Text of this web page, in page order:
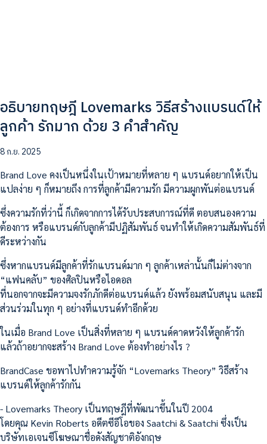
อธิบายทฤษฎี Lovemarks วิธีสร้างแบรนด์ให้
ลูกค้า รักมาก ด้วย 3 คำสำคัญ
8 ก.ย. 2025
Brand Love คงเป็นหนึ่งในเป้าหมายที่หลาย ๆ แบรนด์อยากให้เป็น
แปลง่าย ๆ ก็หมายถึง การที่ลูกค้ามีความรัก มีความผูกพันต่อแบรนด์
ซึ่งความรักที่ว่านี้ ก็เกิดจากการได้รับประสบการณ์ที่ดี ตอบสนองความ
ต้องการ หรือแบรนด์กับลูกค้ามีปฏิสัมพันธ์ จนทำให้เกิดความสัมพันธ์ที่
ดีระหว่างกัน
ซึ่งหากแบรนด์มีลูกค้าที่รักแบรนด์มาก ๆ ลูกค้าเหล่านั้นก็ไม่ต่างจาก
“แฟนคลับ” ของศิลปินหรือไอดอล
ที่นอกจากจะมีความจงรักภักดีต่อแบรนด์แล้ว ยังพร้อมสนับสนุน และมี
ส่วนร่วมในทุก ๆ อย่างที่แบรนด์ทำอีกด้วย
ในเมื่อ Brand Love เป็นสิ่งที่หลาย ๆ แบรนด์คาดหวังให้ลูกค้ารัก
แล้วถ้าอยากจะสร้าง Brand Love ต้องทำอย่างไร ?
BrandCase ขอพาไปทำความรู้จัก “Lovemarks Theory” วิธีสร้าง
แบรนด์ให้ลูกค้ารักกัน
- Lovemarks Theory เป็นทฤษฎีที่พัฒนาขึ้นในปี 2004
โดยคุณ Kevin Roberts อดีตซีอีโอของ Saatchi & Saatchi ซึ่งเป็น
บริษัทเอเจนซีโฆษณาชื่อดังสัญชาติอังกฤษ